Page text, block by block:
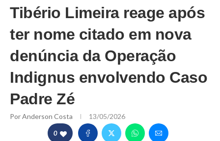
Tibério Limeira reage após
ter nome citado em nova
denúncia da Operação
Indignus envolvendo Caso
Padre Zé
PorAnderson Costa 13/05/2026
0